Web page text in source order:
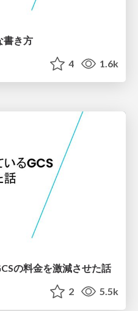
書き方
4 1.6k
の料金を激減させた話
2 5.5k